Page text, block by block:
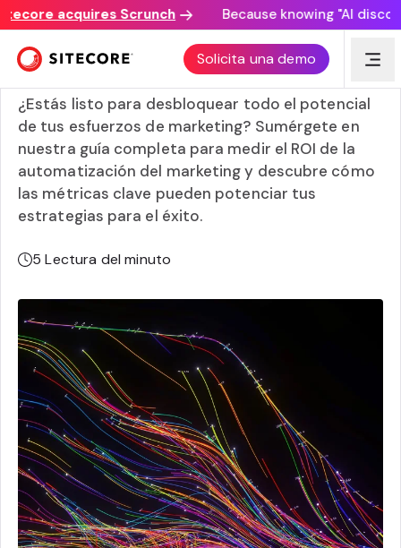
acquires Scrunch Because knowing "AI
Solicita una demo
ROI de automatización de marketing: Guía para calcular el
impacto
¿Estás listo para desbloquear todo el potencial
de tus esfuerzos de marketing? Sumérgete en
nuestra guía completa para medir el ROI de la
automatización del marketing y descubre cómo
las métricas clave pueden potenciar tus
estrategias para el éxito.
5 Lectura del minuto